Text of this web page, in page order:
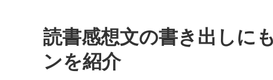
読書感想文の書き出しに
ンを紹介